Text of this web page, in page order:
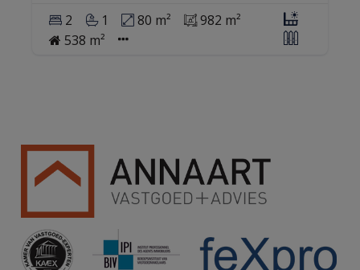
2 1 80 m²
982 m²
538 m²